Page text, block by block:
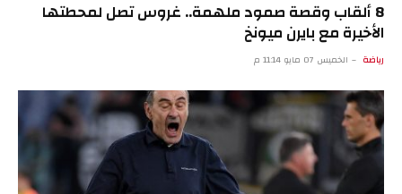
8 ألقاب وقصة صمود ملهمة.. غروس تصل لمحطتها
الأخيرة مع بايرن ميونخ
رياضة الخميس 07 مايو 11:14 م